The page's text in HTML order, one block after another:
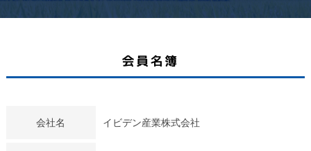
会社名 イビデン産業株式会社